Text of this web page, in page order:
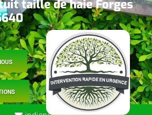
taille de haie Forges